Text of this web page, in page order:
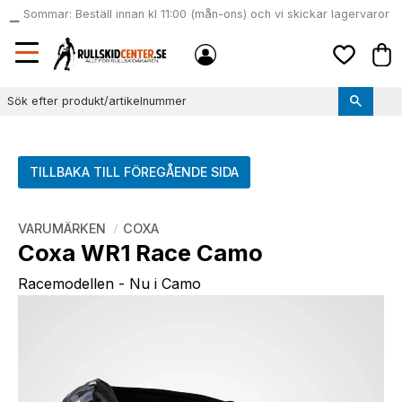
Meny
local_shipping
Sommar: Beställ innan kl 11:00 (mån-ons) och vi skickar lagervaror
samma dag
TILLBAKA TILL FÖREGÅENDE SIDA
VARUMÄRKEN COXA
Coxa WR1 Race Camo
Racemodellen - Nu i Camo